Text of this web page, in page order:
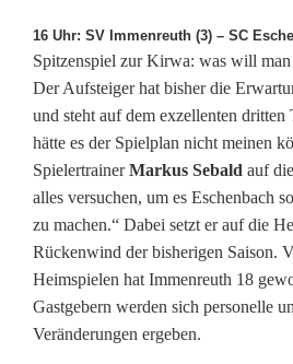
m
m
e
n
r
e
u
t
16 Uhr: SV Immenreuth (3) – SC
Spitzenspiel zur Kirwa: was will
Der Aufsteiger hat bisher die
und steht auf dem exzellenten dritten
hätte es der Spielplan nicht meinen
SpielertrainerMarkus Sebald auf
alles versuchen, um es Eschenbach
zu machen.“ Dabei setzt er auf die
Rückenwind der bisherigen Saison.
Heimspielen hat Immenreuth 18
Gastgebern werden sich personelle
Veränderungen ergeben.